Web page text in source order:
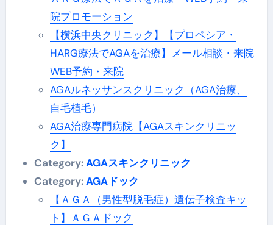
院プロモーション
【横浜中央クリニック】【プロペシア・
HARG療法でAGAを治療】メール相談・来院
WEB予約・来院
AGAルネッサンスクリニック（AGA治療、
自毛植毛）
AGA治療専門病院【AGAスキンクリニッ
ク】
Category:AGAスキンクリニック
Category:AGAドック
【ＡＧＡ（男性型脱毛症）遺伝子検査キッ
ト】ＡＧＡドック